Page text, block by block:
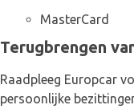
MasterCard
Terugbrengen
Raadpleeg Europcar
persoonlijke